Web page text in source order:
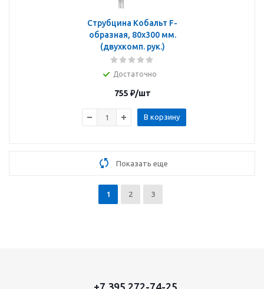
Струбцина Кобальт F-
образная, 80x300 мм.
(двухкомп. рук.)
Достаточно
755 ₽/шт
В корзину
Показать еще
1 2 3
+7 395 272-74-25